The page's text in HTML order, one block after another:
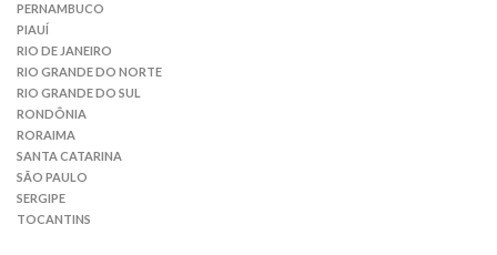
PERNAMBUCO
PIAUÍ
RIO DE JANEIRO
RIO GRANDE DO NORTE
RIO GRANDE DO SUL
RONDÔNIA
RORAIMA
SANTA CATARINA
SÃO PAULO
SERGIPE
TOCANTINS